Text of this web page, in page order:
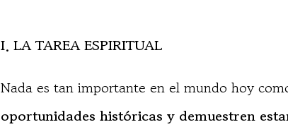
I. LA TAREA ESPIRITUAL
Nada es tan importante en el mundo hoy
oportunidades históricas y demuestren